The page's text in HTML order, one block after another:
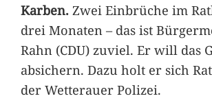
Karben.Zwei Einbrüche im
drei Monaten – das ist
Rahn (CDU) zuviel. Er will das
absichern. Dazu holt er sich
der Wetterauer Polizei.